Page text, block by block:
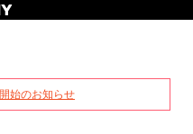
始のお知らせ